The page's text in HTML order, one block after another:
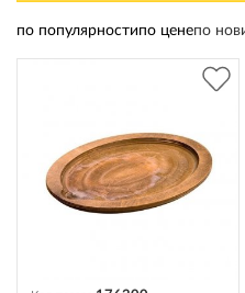
по популярностипо ценепо